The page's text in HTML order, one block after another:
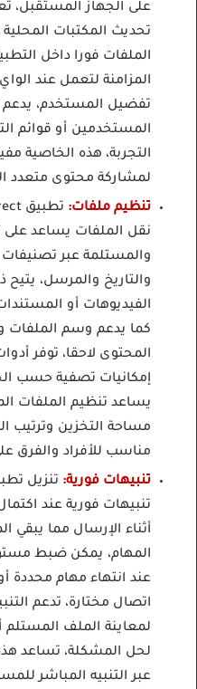
على الجهاز المستقبل،
تحديث المكتبات
الملفات فورا داخل
المزامنة لتعمل عند
تفضيل المستخدم، يدعم
المستخدمين أو قوائم
التجربة، هذه الخاصية
لمشاركة محتوى متعدد
تنظيم ملفات:
نقل الملفات يساعد على
والمستلمة عبر
والتاريخ والمرسل،
الفيديوهات أو
كما يدعم وسم الملفات
المحتوى لاحقا، توفر
إمكانيات تصفية حسب
يساعد تنظيم الملفات
مساحة التخزين وترتيب
مناسب للأفراد والفرق
تنبيهات فورية:
تنبيهات فورية عند
أثناء الإرسال مما يبقي
المهام، يمكن ضبط
عند انتهاء مهام
اتصال مختارة، تدعم
لمعاينة الملف المستلم
لحل المشكلة، تساعد
عبر التنبيه المباشر